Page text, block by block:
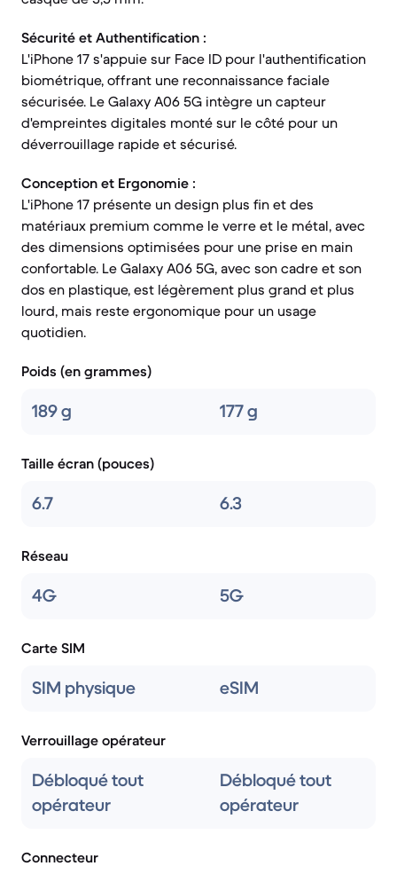
Sécurité et Authentification :
L'iPhone 17 s'appuie sur Face ID pour l'authentification
biométrique, offrant une reconnaissance faciale
sécurisée. Le Galaxy A06 5G intègre un capteur
d'empreintes digitales monté sur le côté pour un
déverrouillage rapide et sécurisé.
Conception et Ergonomie :
L'iPhone 17 présente un design plus fin et des
matériaux premium comme le verre et le métal, avec
des dimensions optimisées pour une prise en main
confortable. Le Galaxy A06 5G, avec son cadre et son
dos en plastique, est légèrement plus grand et plus
lourd, mais reste ergonomique pour un usage
quotidien.
Poids (en grammes)
189 g 177 g
Taille écran (pouces)
6.7 6.3
Réseau
4G 5G
Carte SIM
SIM physique eSIM
Verrouillage opérateur
Débloqué tout
opérateur
Débloqué tout
opérateur
Connecteur